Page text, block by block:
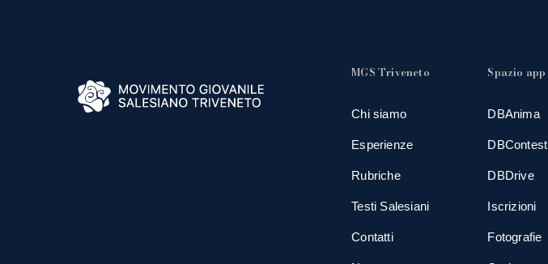
MGS Triveneto
Chi siamo
Esperienze
Rubriche
Testi Salesiani
Contatti
Spazio app
DBAnima
DBContest
DBDrive
Iscrizioni
Fotografie